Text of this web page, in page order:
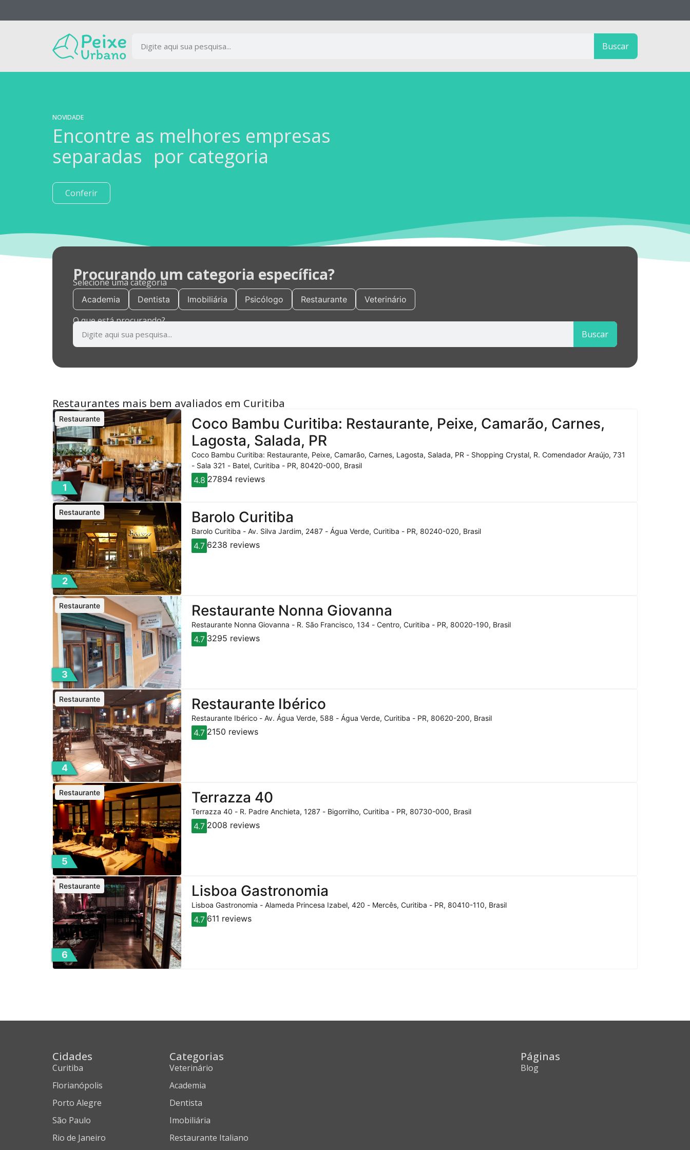
Buscar
NOVIDADE
Encontre as melhores empresas
separadas por categoria
Conferir
Procurando um categoria específica?
Selecione uma categoria
Academia Dentista Imobiliária Psicólogo Restaurante Veterinário
O que está procurando?
Buscar
Restaurantes mais bem avaliados em Curitiba
1
Coco Bambu Curitiba: Restaurante, Peixe, Camarão, Carnes,
Lagosta, Salada, PR
Restaurante
Coco Bambu Curitiba: Restaurante, Peixe, Camarão, Carnes, Lagosta, Salada, PR - Shopping Crystal, R. Comendador Araújo, 731
- Sala 321 - Batel, Curitiba - PR, 80420-000, Brasil
4.8 27894 reviews
2
Barolo Curitiba
Restaurante
Barolo Curitiba - Av. Silva Jardim, 2487 - Água Verde, Curitiba - PR, 80240-020, Brasil
4.7 6238 reviews
3
Restaurante Nonna Giovanna
Restaurante
Restaurante Nonna Giovanna - R. São Francisco, 134 - Centro, Curitiba - PR, 80020-190, Brasil
4.7 3295 reviews
4
Restaurante Ibérico
Restaurante
Restaurante Ibérico - Av. Água Verde, 588 - Água Verde, Curitiba - PR, 80620-200, Brasil
4.7 2150 reviews
5
Terrazza 40
Restaurante
Terrazza 40 - R. Padre Anchieta, 1287 - Bigorrilho, Curitiba - PR, 80730-000, Brasil
4.7 2008 reviews
6
Lisboa Gastronomia
Restaurante
Lisboa Gastronomia - Alameda Princesa Izabel, 420 - Mercês, Curitiba - PR, 80410-110, Brasil
4.7 611 reviews
Cidades
Curitiba
Florianópolis
Porto Alegre
São Paulo
Rio de Janeiro
Categorias
Veterinário
Academia
Dentista
Imobiliária
Restaurante Italiano
Páginas
Blog